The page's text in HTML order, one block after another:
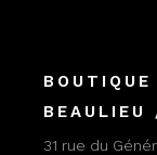
BOUTIQUE
BEAULIEU
31 rue du